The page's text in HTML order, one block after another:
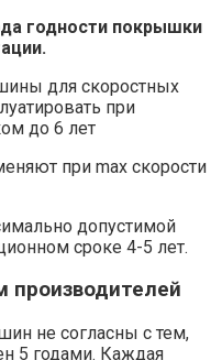
годности покрышки
для скоростных
при
до 6 лет
при max скорости
допустимой
сроке 4-5 лет.
производителей
не согласны с тем,
5 годами. Каждая